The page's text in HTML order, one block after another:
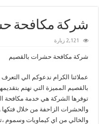
شركة مكافحة
2,121 زيارة
شركة مكافحة حشرات بالقصيم
عملائنا الكرام ندعوكم الي
بالقصيم المميزة التي نهتم
توفرها الشركة هي خدمة مكافحة
والحشرات الزاحفة من خلال فتكها
والخالي من اي كيماويات وسموم